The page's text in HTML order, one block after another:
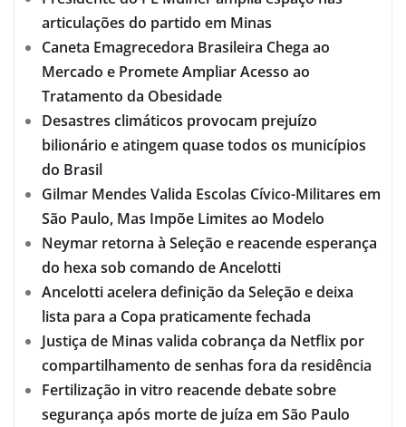
articulações do partido em Minas
Caneta Emagrecedora Brasileira Chega ao
Mercado e Promete Ampliar Acesso ao
Tratamento da Obesidade
Desastres climáticos provocam prejuízo
bilionário e atingem quase todos os municípios
do Brasil
Gilmar Mendes Valida Escolas Cívico-Militares em
São Paulo, Mas Impõe Limites ao Modelo
Neymar retorna à Seleção e reacende esperança
do hexa sob comando de Ancelotti
Ancelotti acelera definição da Seleção e deixa
lista para a Copa praticamente fechada
Justiça de Minas valida cobrança da Netflix por
compartilhamento de senhas fora da residência
Fertilização in vitro reacende debate sobre
segurança após morte de juíza em São Paulo